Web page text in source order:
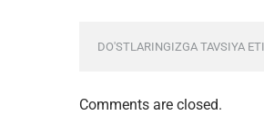
DO'STLARINGIZGA TAVSIYA
Comments are closed.